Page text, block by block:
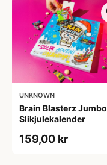
UNKNOWN
Brain Blasterz Jumbo
Slikjulekalender
159,00 kr